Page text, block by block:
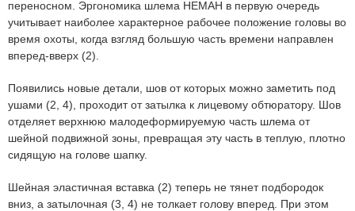
переносном. Эргономика шлема НЕМАН в первую очередь
учитывает наиболее характерное рабочее положение головы во
время охоты, когда взгляд большую часть времени направлен
вперед-вверх (2).
Появились новые детали, шов от которых можно заметить под
ушами (2, 4), проходит от затылка к лицевому обтюратору. Шов
отделяет верхнюю малодеформируемую часть шлема от
шейной подвижной зоны, превращая эту часть в теплую, плотно
сидящую на голове шапку.
Шейная эластичная вставка (2) теперь не тянет подбородок
вниз, а затылочная (3, 4) не толкает голову вперед. При этом